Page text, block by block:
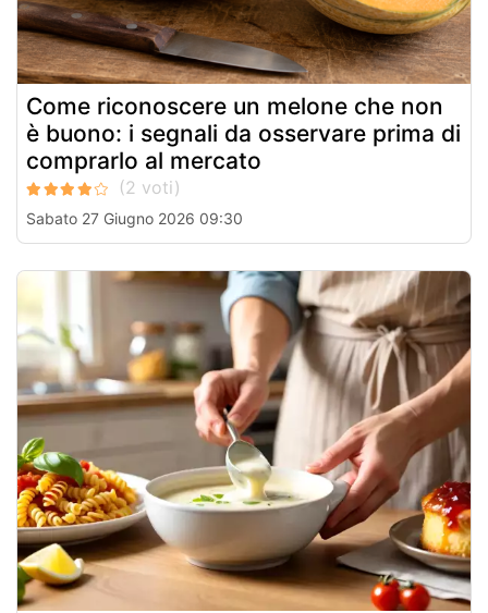
Come riconoscere un melone che non
è buono: i segnali da osservare prima di
comprarlo al mercato
Sabato 27 Giugno 2026 09:30